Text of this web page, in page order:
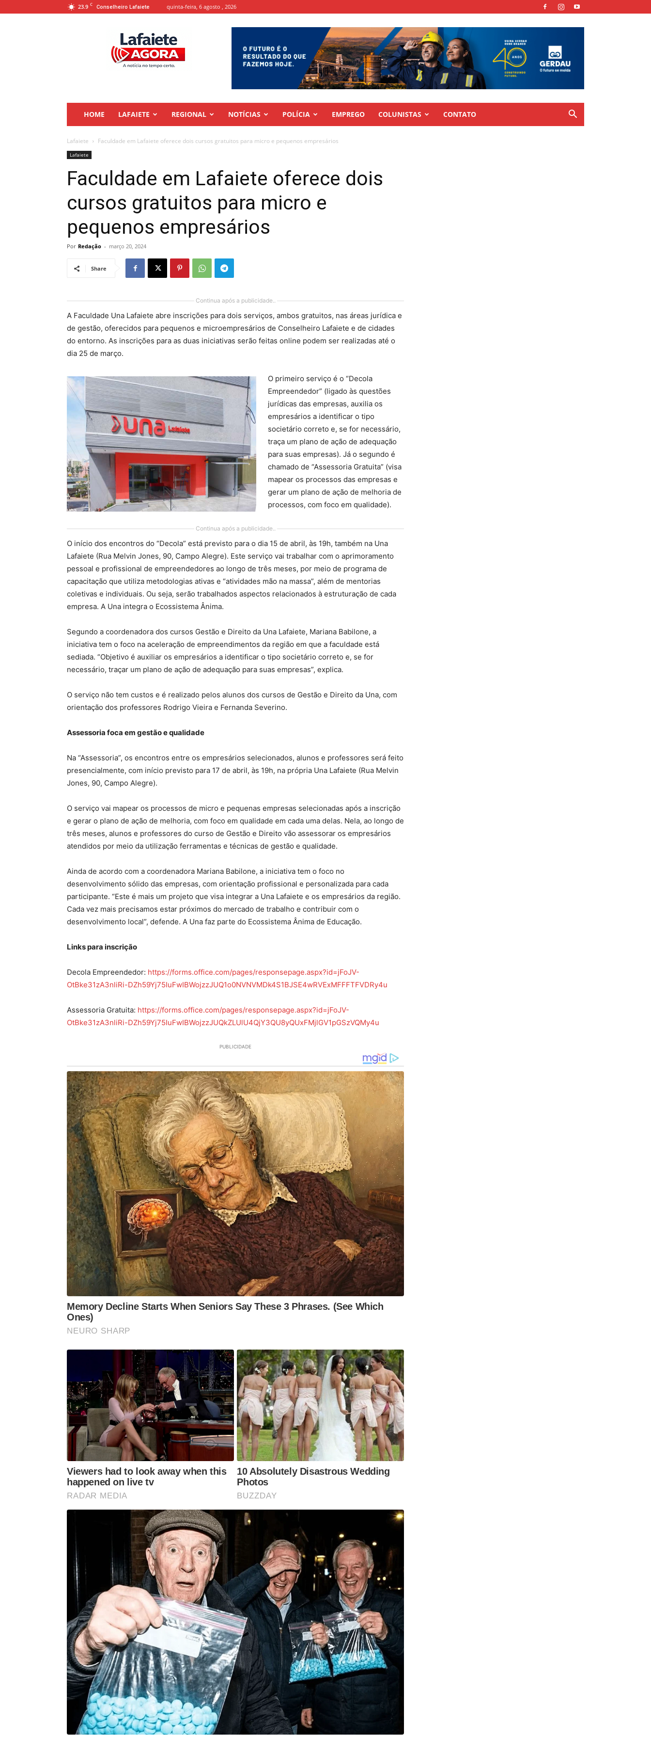
23.9 C Conselheiro Lafaiete quinta-feira, 6 agosto , 2026
HOME LAFAIETE REGIONAL NOTÍCIAS POLÍCIA EMPREGO COLUNISTAS CONTATO
Lafaiete Faculdade em Lafaiete oferece dois cursos gratuitos para micro e pequenos empresários
Lafaiete
Faculdade em Lafaiete oferece dois
cursos gratuitos para micro e
pequenos empresários
Por Redação - março 20, 2024
Share
Continua após a publicidade..
A Faculdade Una Lafaiete abre inscrições para dois serviços, ambos gratuitos, nas áreas jurídica e
de gestão, oferecidos para pequenos e microempresários de Conselheiro Lafaiete e de cidades
do entorno. As inscrições para as duas iniciativas serão feitas online podem ser realizadas até o
dia 25 de março.
O primeiro serviço é o “Decola
Empreendedor” (ligado às questões
jurídicas das empresas, auxilia os
empresários a identificar o tipo
societário correto e, se for necessário,
traça um plano de ação de adequação
para suas empresas). Já o segundo é
chamado de “Assessoria Gratuita” (visa
mapear os processos das empresas e
gerar um plano de ação de melhoria de
processos, com foco em qualidade).
Continua após a publicidade..
O início dos encontros do “Decola” está previsto para o dia 15 de abril, às 19h, também na Una
Lafaiete (Rua Melvin Jones, 90, Campo Alegre). Este serviço vai trabalhar com o aprimoramento
pessoal e profissional de empreendedores ao longo de três meses, por meio de programa de
capacitação que utiliza metodologias ativas e “atividades mão na massa”, além de mentorias
coletivas e individuais. Ou seja, serão trabalhados aspectos relacionados à estruturação de cada
empresa. A Una integra o Ecossistema Ânima.
Segundo a coordenadora dos cursos Gestão e Direito da Una Lafaiete, Mariana Babilone, a
iniciativa tem o foco na aceleração de empreendimentos da região em que a faculdade está
sediada. “Objetivo é auxiliar os empresários a identificar o tipo societário correto e, se for
necessário, traçar um plano de ação de adequação para suas empresas”, explica.
O serviço não tem custos e é realizado pelos alunos dos cursos de Gestão e Direito da Una, com
orientação dos professores Rodrigo Vieira e Fernanda Severino.
Assessoria foca em gestão e qualidade
Na “Assessoria”, os encontros entre os empresários selecionados, alunos e professores será feito
presencialmente, com início previsto para 17 de abril, às 19h, na própria Una Lafaiete (Rua Melvin
Jones, 90, Campo Alegre).
O serviço vai mapear os processos de micro e pequenas empresas selecionadas após a inscrição
e gerar o plano de ação de melhoria, com foco em qualidade em cada uma delas. Nela, ao longo de
três meses, alunos e professores do curso de Gestão e Direito vão assessorar os empresários
atendidos por meio da utilização ferramentas e técnicas de gestão e qualidade.
Ainda de acordo com a coordenadora Mariana Babilone, a iniciativa tem o foco no
desenvolvimento sólido das empresas, com orientação profissional e personalizada para cada
participante. “Este é mais um projeto que visa integrar a Una Lafaiete e os empresários da região.
Cada vez mais precisamos estar próximos do mercado de trabalho e contribuir com o
desenvolvimento local”, defende. A Una faz parte do Ecossistema Ânima de Educação.
Links para inscrição
Decola Empreendedor: https://forms.office.com/pages/responsepage.aspx?id=jFoJV-
OtBke31zA3nliRi-DZh59Yj75IuFwIBWojzzJUQ1o0NVNVMDk4S1BJSE4wRVExMFFFTFVDRy4u
Assessoria Gratuita: https://forms.office.com/pages/responsepage.aspx?id=jFoJV-
OtBke31zA3nliRi-DZh59Yj75IuFwIBWojzzJUQkZLUlU4QjY3QU8yQUxFMjlGV1pGSzVQMy4u
PUBLICIDADE